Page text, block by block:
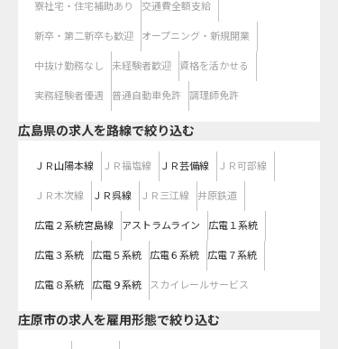
寮社宅・住宅補助あり 交通費全額支給
新卒・第二新卒も歓迎 オープニング・新規開業
中抜け勤務なし 未経験者歓迎 資格を活かせる
実務経験者優遇 普通自動車免許 調理師免許
広島県の求人を路線で絞り込む
ＪＲ山陽本線 ＪＲ福塩線 ＪＲ芸備線 ＪＲ可部線
ＪＲ木次線 ＪＲ呉線 ＪＲ三江線 井原鉄道
広電２系統宮島線 アストラムライン 広電１系統
広電３系統 広電５系統 広電６系統 広電７系統
広電８系統 広電９系統 スカイレールサービス
庄原市の求人を雇用形態で絞り込む